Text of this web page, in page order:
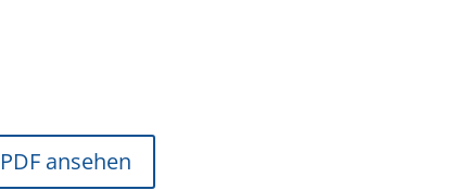
PDF ansehen